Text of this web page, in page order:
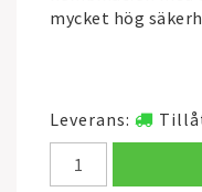
mycket hög
Leverans: